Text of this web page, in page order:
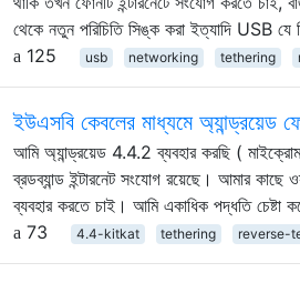
থেকে নতুন পরিচিতি সিঙ্ক করা ইত্যাদি USB
125
usb networking tethering
ইউএসবি কেবলের মাধ্যমে অ্যান্ড্রয়েড
আমি অ্যান্ড্রয়েড 4.4.2 ব্যবহার করছি (
ব্রডব্যান্ড ইন্টারনেট সংযোগ রয়েছে। আমার কাছে
ব্যবহার করতে চাই। আমি একাধিক পদ্ধতি চেষ্টা
73
4.4-kitkat tethering reverse-